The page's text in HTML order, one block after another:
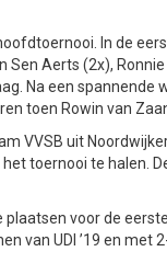
In de
Aerts (2x),
Na een
toen Rowin van
VVSB uit
toernooi te halen.
voor de
van UDI ’19 en